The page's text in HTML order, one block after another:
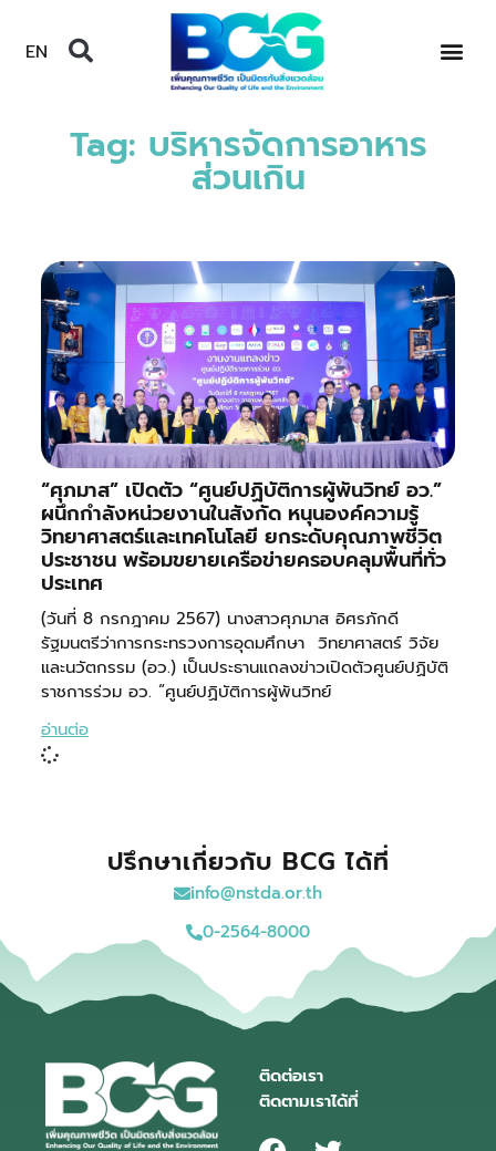
EN
Tag: บริหารจัดการอาหาร
ส่วนเกิน
“ศุภมาส” เปิดตัว “ศูนย์ปฏิบัติการผู้พันวิทย์ อว.”
ผนึกกำลังหน่วยงานในสังกัด หนุนองค์ความรู้
วิทยาศาสตร์และเทคโนโลยี ยกระดับคุณภาพชีวิต
ประชาชน พร้อมขยายเครือข่ายครอบคลุมพื้นที่ทั่ว
ประเทศ
(วันที่ 8 กรกฎาคม 2567) นางสาวศุภมาส อิศรภักดี
รัฐมนตรีว่าการกระทรวงการอุดมศึกษา วิทยาศาสตร์ วิจัย
และนวัตกรรม (อว.) เป็นประธานแถลงข่าวเปิดตัวศูนย์ปฏิบัติ
ราชการร่วม อว. “ศูนย์ปฏิบัติการผู้พันวิทย์
อ่านต่อ
ปรึกษาเกี่ยวกับ BCG ได้ที่
info@nstda.or.th
0-2564-8000
ติดต่อเรา
ติดตามเราได้ที่